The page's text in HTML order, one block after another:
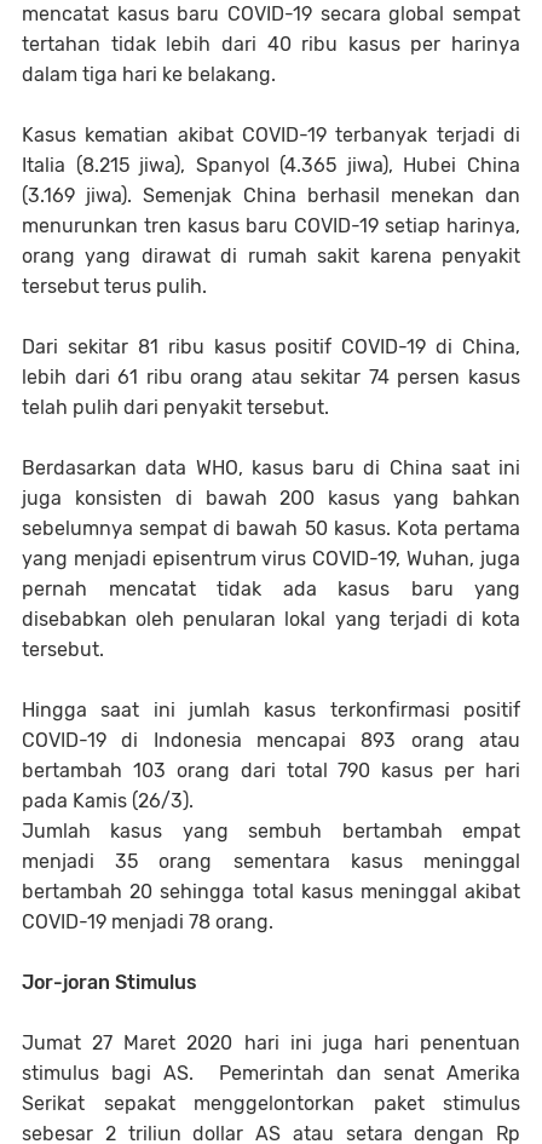
mencatat kasus baru COVID-19 secara global sempat
tertahan tidak lebih dari 40 ribu kasus per harinya
dalam tiga hari ke belakang.
Kasus kematian akibat COVID-19 terbanyak terjadi di
Italia (8.215 jiwa), Spanyol (4.365 jiwa), Hubei China
(3.169 jiwa). Semenjak China berhasil menekan dan
menurunkan tren kasus baru COVID-19 setiap harinya,
orang yang dirawat di rumah sakit karena penyakit
tersebut terus pulih.
Dari sekitar 81 ribu kasus positif COVID-19 di China,
lebih dari 61 ribu orang atau sekitar 74 persen kasus
telah pulih dari penyakit tersebut.
Berdasarkan data WHO, kasus baru di China saat ini
juga konsisten di bawah 200 kasus yang bahkan
sebelumnya sempat di bawah 50 kasus. Kota pertama
yang menjadi episentrum virus COVID-19, Wuhan, juga
pernah mencatat tidak ada kasus baru yang
disebabkan oleh penularan lokal yang terjadi di kota
tersebut.
Hingga saat ini jumlah kasus terkonfirmasi positif
COVID-19 di Indonesia mencapai 893 orang atau
bertambah 103 orang dari total 790 kasus per hari
pada Kamis (26/3).
Jumlah kasus yang sembuh bertambah empat
menjadi 35 orang sementara kasus meninggal
bertambah 20 sehingga total kasus meninggal akibat
COVID-19 menjadi 78 orang.
Jor-joran Stimulus
Jumat 27 Maret 2020 hari ini juga hari penentuan
stimulus bagi AS. Pemerintah dan senat Amerika
Serikat sepakat menggelontorkan paket stimulus
sebesar 2 triliun dollar AS atau setara dengan Rp